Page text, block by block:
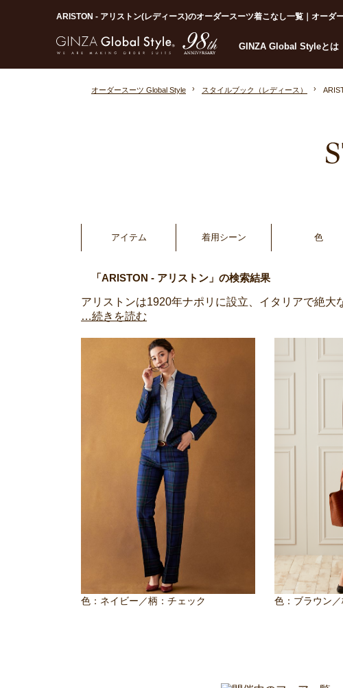
ARISTON - アリストン(レディース)のオーダースーツ着こなし一覧｜オーダ
GINZA Global Styleとは
オーダースーツ Global Style スタイルブック（レディース）
アイテム 着用シーン 色
「ARISTON - アリストン」の検索結果
アリストンは1920年ナポリに設立、イタリアで絶大
…続きを読む
色：ネイビー／柄：チェック 色：ブラウン